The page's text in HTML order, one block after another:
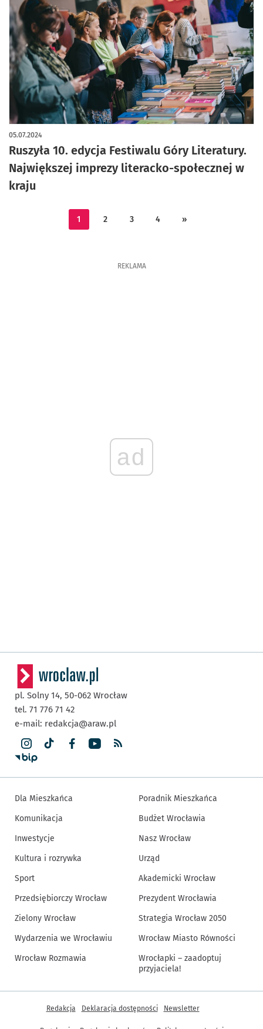
Ruszyła 10. edycja Festiwalu Góry Literatury.
Największej imprezy literacko-społecznej w
kraju
05.07.2024
1 2 3 4 »
REKLAMA
ad
pl. Solny 14, 50-062 Wrocław
tel. 71 776 71 42
e-mail: redakcja@araw.pl
Dla Mieszkańca
Komunikacja
Inwestycje
Kultura i rozrywka
Sport
Przedsiębiorczy Wrocław
Zielony Wrocław
Wydarzenia we Wrocławiu
Wrocław Rozmawia
Poradnik Mieszkańca
Budżet Wrocławia
Nasz Wrocław
Urząd
Akademicki Wrocław
Prezydent Wrocławia
Strategia Wrocław 2050
Wrocław Miasto Równości
Wrocłapki – zaadoptuj
przyjaciela!
Inne informacje
Redakcja Deklaracja dostępności Newsletter